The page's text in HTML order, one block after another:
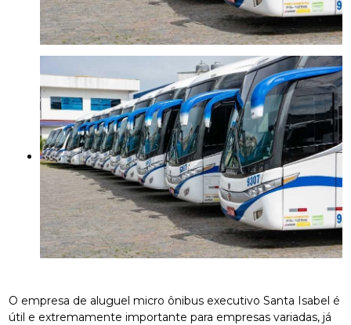
O empresa de aluguel micro ônibus executivo Santa Isabel é
útil e extremamente importante para empresas variadas, já